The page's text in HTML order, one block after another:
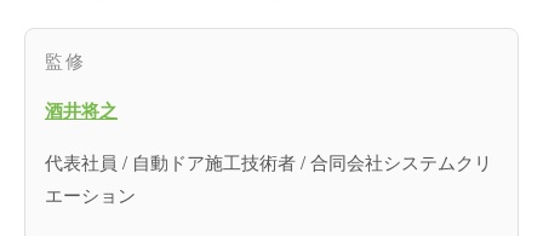
監修
酒井将之
代表社員 / 自動ドア施工技術者 / 合同会社システムクリ
エーション